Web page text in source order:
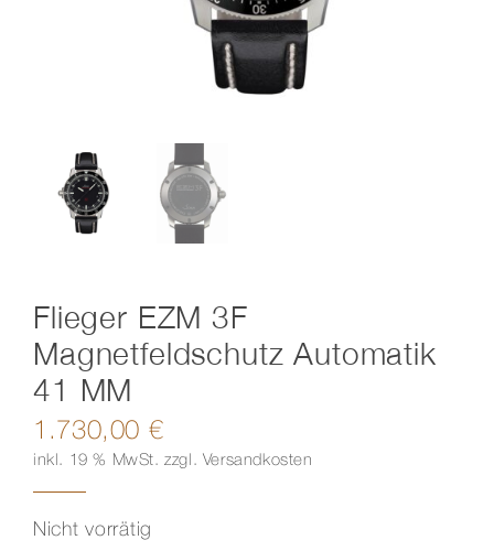
Flieger EZM 3F
Magnetfeldschutz Automatik
41 MM
1.730,00 €
inkl. 19 % MwSt. zzgl. Versandkosten
Nicht vorrätig